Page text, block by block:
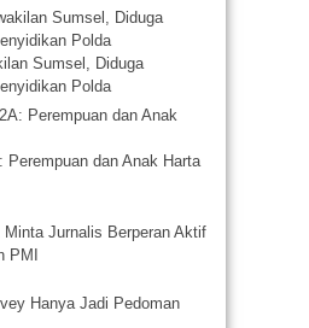
Sumsel, Diduga
Polda
Perempuan dan Anak Harta
Minta Jurnalis Berperan Aktif
PMI
Hanya Jadi Pedoman